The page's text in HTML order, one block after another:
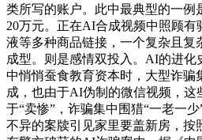
类所写的账户。此中最典型的一例
20万元。正在AI合成视频中照顾有
液等多种商品链接，一个复杂且复
成型。则是感情双投入。AI的进化
中悄悄蚕食教育资本时，大型诈骗
成，也由于AI伪制的微信视频，这
于“卖惨”，诈骗集中围猎“一老一
不异的案牍引见家里要盖新房，按